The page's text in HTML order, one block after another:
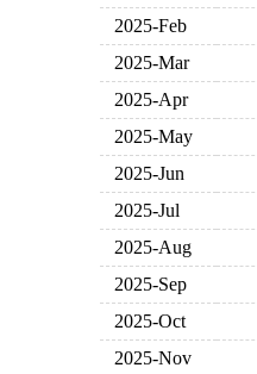
2025-Feb
2025-Mar
2025-Apr
2025-May
2025-Jun
2025-Jul
2025-Aug
2025-Sep
2025-Oct
2025-Nov